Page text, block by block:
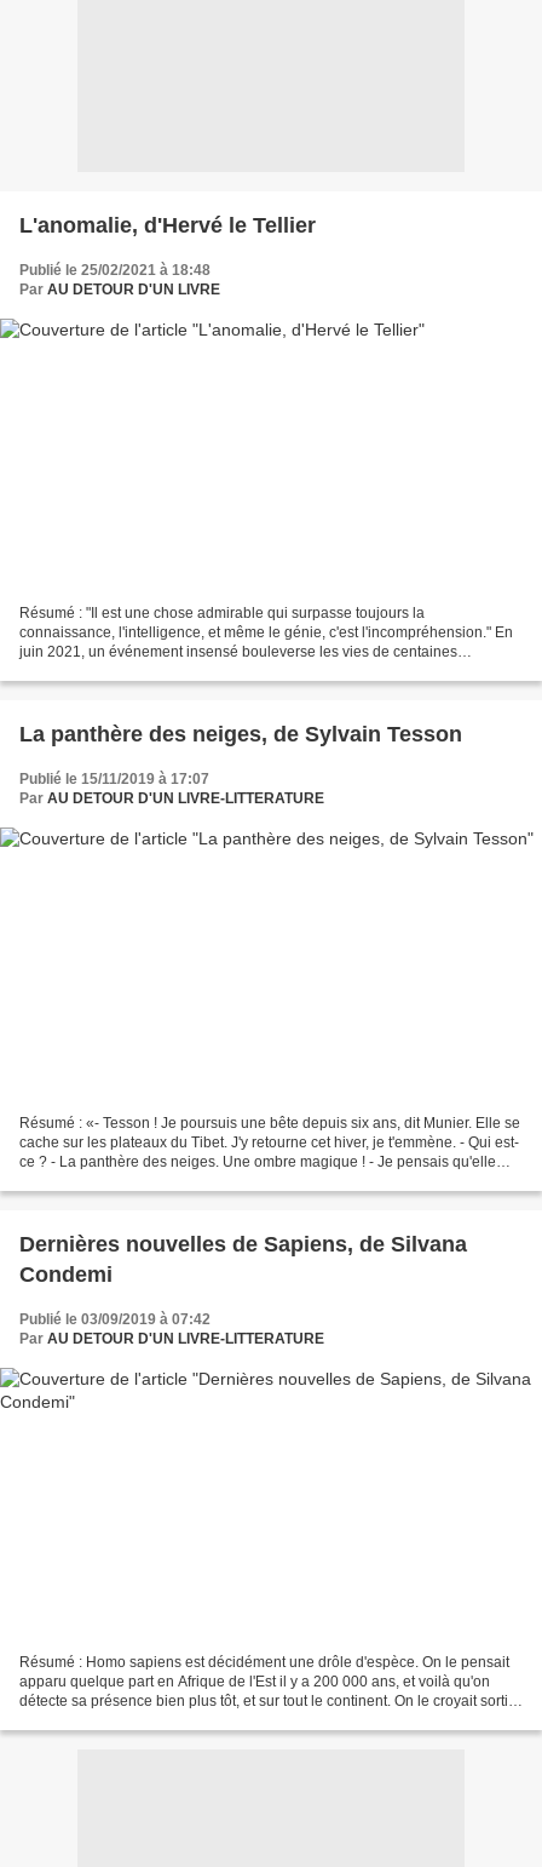
L'anomalie, d'Hervé le Tellier
Publié le 25/02/2021 à 18:48
Par AU DETOUR D'UN LIVRE
Résumé : "Il est une chose admirable qui surpasse toujours la
connaissance, l'intelligence, et même le génie, c'est l'incompréhension." En
juin 2021, un événement insensé bouleverse les vies de centaines
La panthère des neiges, de Sylvain Tesson
Publié le 15/11/2019 à 17:07
Par AU DETOUR D'UN LIVRE-LITTERATURE
Résumé : «- Tesson ! Je poursuis une bête depuis six ans, dit Munier. Elle se
cache sur les plateaux du Tibet. J'y retourne cet hiver, je t'emmène. - Qui est-
ce ? - La panthère des neiges. Une ombre magique ! - Je pensais qu'elle
Dernières nouvelles de Sapiens, de Silvana
Condemi
Publié le 03/09/2019 à 07:42
Par AU DETOUR D'UN LIVRE-LITTERATURE
Résumé : Homo sapiens est décidément une drôle d'espèce. On le pensait
apparu quelque part en Afrique de l'Est il y a 200 000 ans, et voilà qu'on
détecte sa présence bien plus tôt, et sur tout le continent. On le croyait sorti